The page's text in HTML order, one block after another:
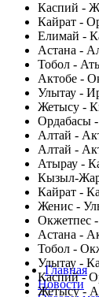
Каспий -
Кайрат -
Елимай -
Астана -
Тобол -
Актобе -
Улытау -
Жетысу -
Ордабасы
Алтай -
Алтай -
Атырау -
Кызыл-
Кайрат -
Женис -
Окжетпес
Астана -
Тобол -
Улытау -
Каспий -
Жетысу -
Главная
Новости